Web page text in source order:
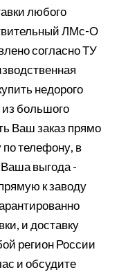
любого
ЛМс-О
согласно ТУ
недорого
большого
Ваш заказ прямо
по телефону, в
выгода -
к заводу
и доставку
регион России
и обсудите